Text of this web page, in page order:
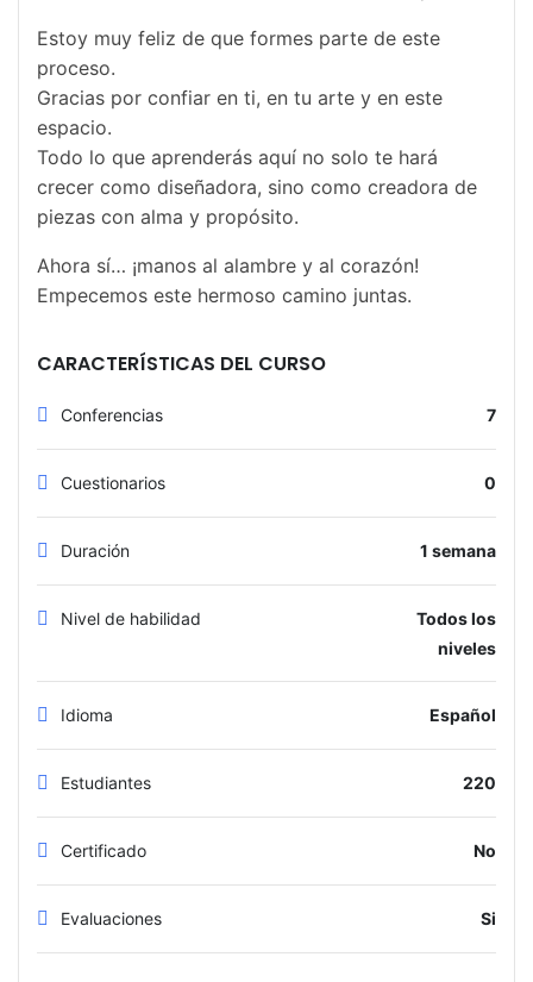
Estoy muy feliz de que formes parte de este
proceso.
Gracias por confiar en ti, en tu arte y en este
espacio.
Todo lo que aprenderás aquí no solo te hará
crecer como diseñadora, sino como creadora de
piezas con alma y propósito.
Ahora sí… ¡manos al alambre y al corazón!
Empecemos este hermoso camino juntas.
CARACTERÍSTICAS DEL CURSO
Conferencias 7
Cuestionarios 0
Duración 1 semana
Nivel de habilidad
Todos los
niveles
Idioma Español
Estudiantes 220
Certificado No
Evaluaciones Si